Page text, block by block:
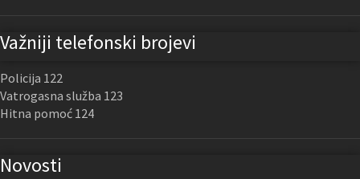
Važniji telefonski brojevi
Policija 122
Vatrogasna služba 123
Hitna pomoć 124
Novosti